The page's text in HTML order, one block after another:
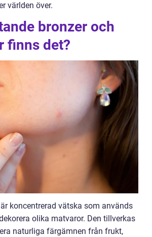
världen över.
bronzer och
finns det?
koncentrerad vätska som används
olika matvaror. Den tillverkas
naturliga färgämnen från frukt,